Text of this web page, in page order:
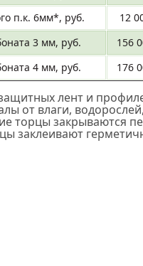
п.к. 6мм*, руб.
12
3 мм, руб.
156
4 мм, руб.
176
лент и
от влаги,
торцы закрываются
заклеивают